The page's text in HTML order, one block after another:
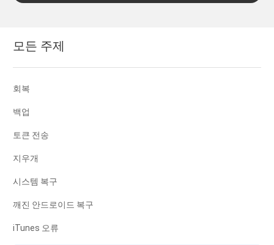
모든 주제
회복
백업
토큰 전송
지우개
시스템 복구
깨진 안드로이드 복구
iTunes 오류